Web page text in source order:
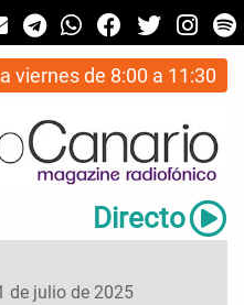
viernes de 8:00 a 11:30
Directo
de julio de 2025